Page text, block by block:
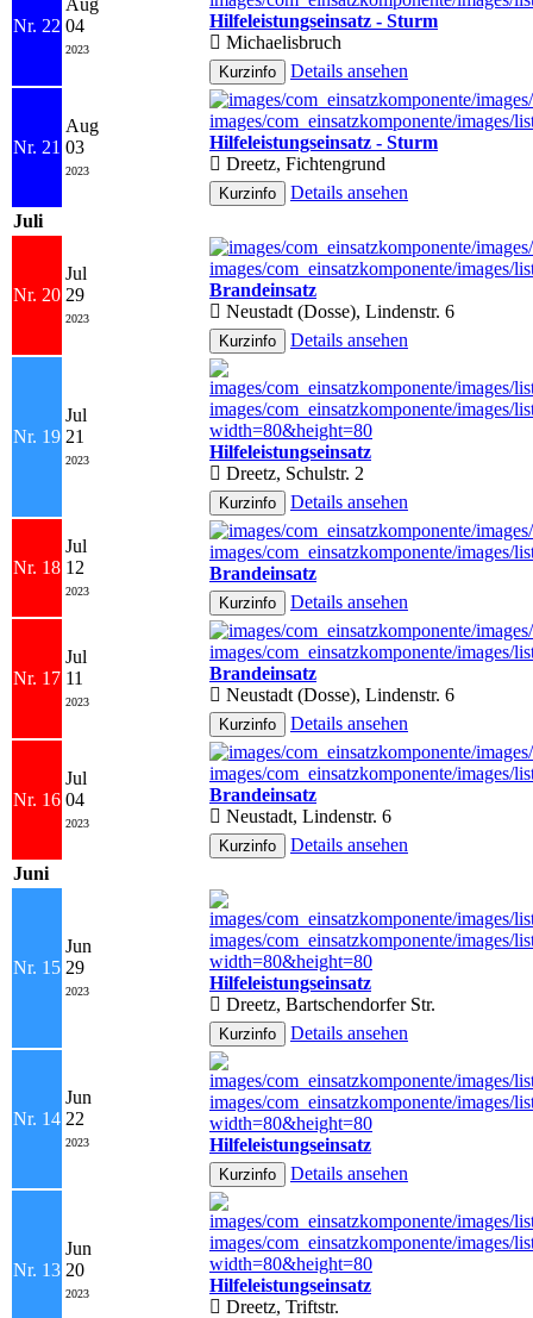
Nr. 22 04
2023
Hilfeleistungseinsatz - Sturm
Michaelisbruch
Details ansehen
Nr. 21
Aug
03
2023
Hilfeleistungseinsatz - Sturm
Dreetz, Fichtengrund
Details ansehen
Juli
Nr. 20
Jul
29
2023
Brandeinsatz
Neustadt (Dosse), Lindenstr. 6
Details ansehen
Nr. 19
Jul
21
2023
Hilfeleistungseinsatz
Dreetz, Schulstr. 2
Details ansehen
Nr. 18
Jul
12
2023
Brandeinsatz
Details ansehen
Nr. 17
Jul
11
2023
Brandeinsatz
Neustadt (Dosse), Lindenstr. 6
Details ansehen
Nr. 16
Jul
04
2023
Brandeinsatz
Neustadt, Lindenstr. 6
Details ansehen
Juni
Nr. 15
Jun
29
2023
Hilfeleistungseinsatz
Dreetz, Bartschendorfer Str.
Details ansehen
Nr. 14
Jun
22
2023
Hilfeleistungseinsatz
Details ansehen
Nr. 13
Jun
20
2023
Hilfeleistungseinsatz
Dreetz, Triftstr.